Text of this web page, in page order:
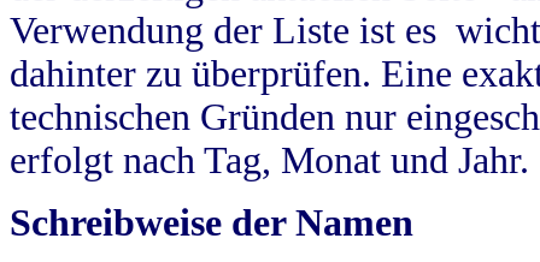
Verwendung der Liste ist es
dahinter zu überprüfen. Eine
technischen Gründen nur
erfolgt nach Tag, Monat und Jahr.
Schreibweise der Namen